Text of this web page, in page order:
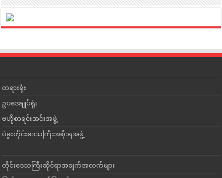
တရားရုံး
ဥပဒေချုပ်ရုံး
ဗဟိုစာရင်းအင်းအဖွဲ့
ပဲခူးတိုင်းဒေသကြီးအစိုးရအဖွဲ့
တိုင်းဒေသကြီးဆိုင်ရာအချက်အလက်များ